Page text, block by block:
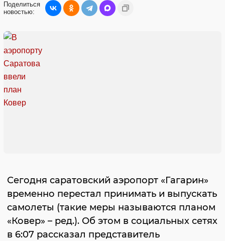
Поделиться
новостью:
Сегодня саратовский аэропорт «Гагарин»
временно перестал принимать и выпускать
самолеты (такие меры называются планом
«Ковер» – ред.). Об этом в социальных сетях
в 6:07 рассказал представитель